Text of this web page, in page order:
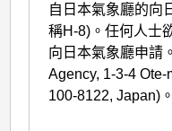
自日本氣象廳的向
稱H-8)。任何人士
向日本氣象廳申請
Agency, 1-3-4
100-8122, Japan)。